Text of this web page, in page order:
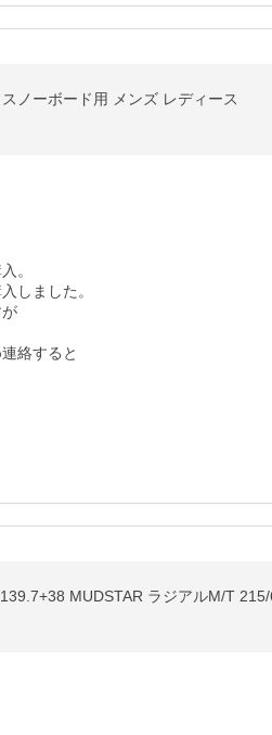
ノーボード用 メンズ レディース
。
しました。
絡すると
MUDSTAR ラジアルM/T